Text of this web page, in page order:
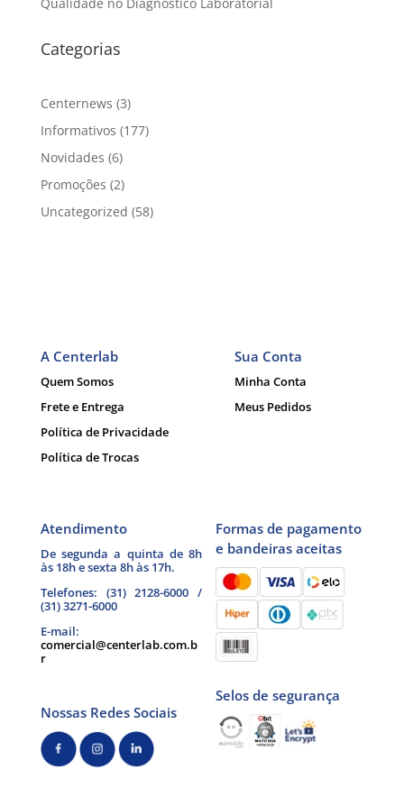
Categorias
Centernews (3)
Informativos (177)
Novidades (6)
Promoções (2)
Uncategorized (58)
A Centerlab
Quem Somos
Frete e Entrega
Política de Privacidade
Política de Trocas
Sua Conta
Minha Conta
Meus Pedidos
Atendimento
De segunda a quinta de 8h
às 18h e sexta 8h às 17h.
Telefones: (31) 2128-6000 /
(31) 3271-6000
E-mail:
comercial@centerlab.com.b
r
Nossas Redes Sociais
Formas de pagamento
e bandeiras aceitas
Selos de segurança